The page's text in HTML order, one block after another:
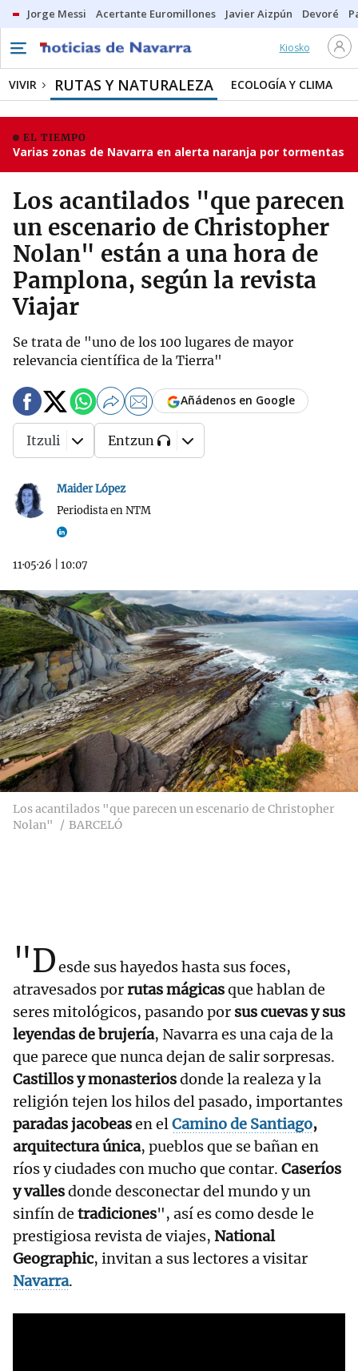
Jorge Messi Acertante Euromillones Javier Aizpún Devoré
Kiosko
VIVIR RUTAS Y NATURALEZA ECOLOGÍA Y CLIMA
EL TIEMPO
Varias zonas de Navarra en alerta naranja por tormentas
Los acantilados "que parecen
un escenario de Christopher
Nolan" están a una hora de
Pamplona, según la revista
Viajar
Se trata de "uno de los 100 lugares de mayor
relevancia científica de la Tierra"
Maider López
Periodista en NTM
11·05·26 10:07
Añádenos en Google
Itzuli Entzun
Los acantilados "que parecen un escenario de Christopher
Nolan"
BARCELÓ
"Desde sus hayedos hasta sus foces,
atravesados porrutas mágicasque hablan de
seres mitológicos, pasando por sus cuevas y sus
leyendas de brujería, Navarra es una caja de la
que parece que nunca dejan de salir sorpresas.
Castillos y monasteriosdonde la realeza y la
religión tejen los hilos del pasado, importantes
paradas jacobeasen elCamino de Santiago,
arquitectura única, pueblos que se bañan en
ríos y ciudades con mucho que contar. Caseríos
y vallesdonde desconectar del mundo y un
sinfín de tradiciones", así es como desde le
prestigiosa revista de viajes, National
Geographic, invitan a sus lectores a visitar
Navarra.